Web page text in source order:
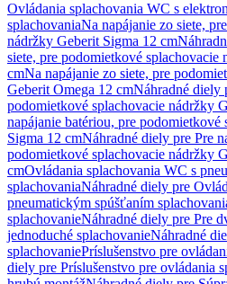
Ovládania splachovania WC s
splachovaniaNa napájanie zo siete,
nádržky Geberit Sigma 12 cm
siete, pre podomietkové splachovacie
cmNa napájanie zo siete, pre
Geberit Omega 12 cmNáhradné diely
podomietkové splachovacie nádržky
napájanie batériou, pre
Sigma 12 cmNáhradné diely pre Pre
podomietkové splachovacie nádržky
cmOvládania splachovania WC s
splachovaniaNáhradné diely pre
pneumatickým spúšťaním
splachovanieNáhradné diely pre Pre
jednoduché splachovanieNáhradné
splachovaniePríslušenstvo pre
diely pre Príslušenstvo pre ovládania